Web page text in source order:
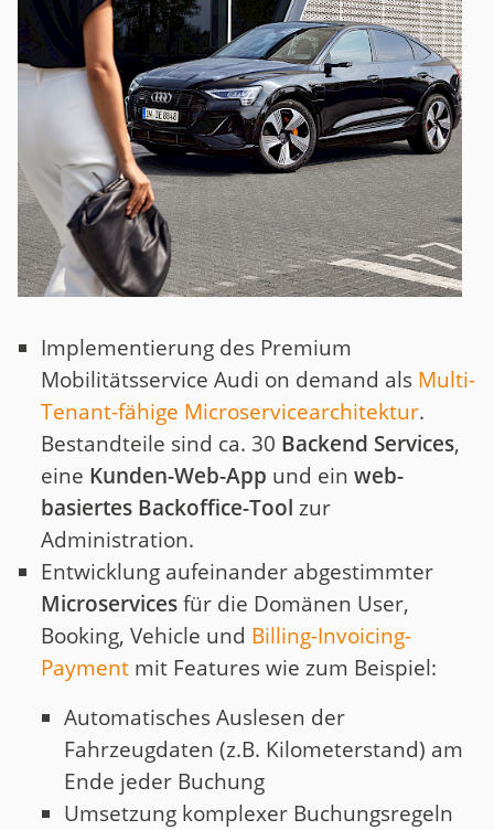
Implementierung des Premium
Mobilitätsservice Audi on demand als Multi-
Tenant-fähige Microservicearchitektur.
Bestandteile sind ca. 30 Backend Services,
eine Kunden-Web-App und ein web-
basiertes Backoffice-Tool zur
Administration.
Entwicklung aufeinander abgestimmter
Microservicesfür die Domänen User,
Booking, Vehicle und Billing-Invoicing-
Payment mit Features wie zum Beispiel:
Automatisches Auslesen der
Fahrzeugdaten (z.B. Kilometerstand) am
Ende jeder Buchung
Umsetzung komplexer Buchungsregeln